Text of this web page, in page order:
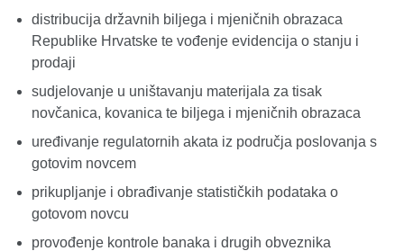
distribucija državnih biljega i mjeničnih obrazaca
Republike Hrvatske te vođenje evidencija o stanju i
prodaji
sudjelovanje u uništavanju materijala za tisak
novčanica, kovanica te biljega i mjeničnih obrazaca
uređivanje regulatornih akata iz područja poslovanja s
gotovim novcem
prikupljanje i obrađivanje statističkih podataka o
gotovom novcu
provođenje kontrole banaka i drugih obveznika